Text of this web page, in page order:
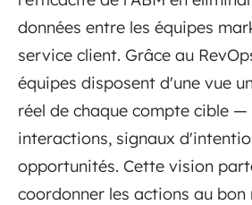
données entre les équipes
service client. Grâce au
équipes disposent d'une vue
réel de chaque compte cible
interactions, signaux
opportunités. Cette vision
coordonner les actions au bon